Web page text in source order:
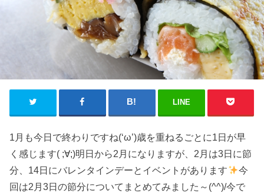
LINE
1月も今日で終わりですね(‘ω’)歳を重ねるごとに1日が早
く感じます( ;∀;)明日から2月になりますが、2月は3日に節
分、14日にバレンタインデーとイベントがあります
今
回は2月3日の節分についてまとめてみました～(^^)/今で